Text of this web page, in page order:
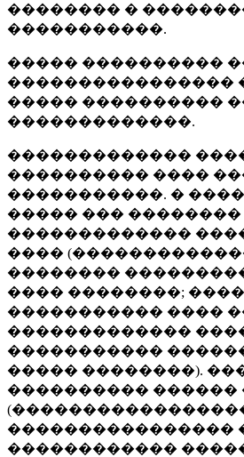
�������� �
�����������.
����� ����������
����������������
����� ����������
�������������.
�������������
���������� ����
�����������. �
����� ���
�������������
����
��������
���� ��������;
����������� ����
�������������
�����������
����� ��������).
���������� ������
����������������
������������